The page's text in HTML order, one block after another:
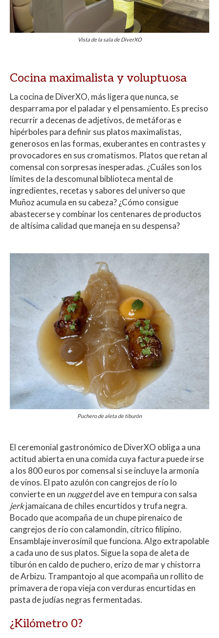
Vista de la sala de DiverXO
Cocina maximalista y voluptuosa
La cocina de DiverXO, más ligera que nunca, se
desparrama por el paladar y el pensamiento. Es preciso
recurrir a decenas de adjetivos, de metáforas e
hipérboles para definir sus platos maximalistas,
generosos en las formas, exuberantes en contrastes y
provocadores en sus cromatismos. Platos que retan al
comensal con sorpresas inesperadas. ¿Cuáles son los
límites de la descomunal biblioteca mental de
ingredientes, recetas y sabores del universo que
Muñoz acumula en su cabeza? ¿Cómo consigue
abastecerse y combinar los centenares de productos
de altísima calidad que maneja en su despensa?
Puchero de aleta de tiburón
El ceremonial gastronómico de DiverXO obliga a una
actitud abierta en una comida cuya factura puede irse
a los 800 euros por comensal si se incluye la armonía
de vinos. El pato azulón con cangrejos de río lo
convierte en un nuggetdel ave en tempura con salsa
jerkjamaicana de chiles encurtidos y trufa negra.
Bocado que acompaña de un chupe pirenaico de
cangrejos de río con calamondín, cítrico filipino.
Ensamblaje inverosímil que funciona. Algo extrapolable
a cada uno de sus platos. Sigue la sopa de aleta de
tiburón en caldo de puchero, erizo de mar y chistorra
de Arbizu. Trampantojo al que acompaña un rollito de
primavera de ropa vieja con verduras encurtidas en
pasta de judías negras fermentadas.
¿Kilómetro 0?